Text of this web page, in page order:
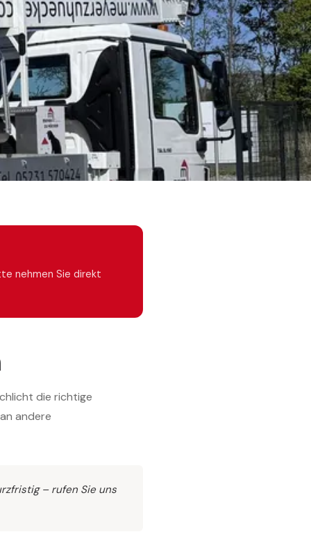
nehmen Sie direkt
die richtige
andere
– rufen Sie uns